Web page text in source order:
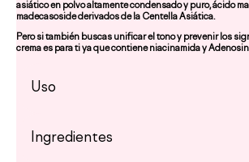
asiático en polvo altamente condensado y puro, ácido
madecasoside derivados de la Centella Asiática.
Pero si también buscas unificar el tono y prevenir los
crema es para ti ya que contiene niacinamida y
Uso
Ingredientes